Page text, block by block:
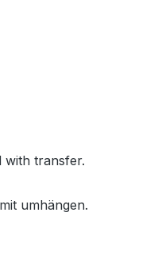
with transfer.
umhängen.